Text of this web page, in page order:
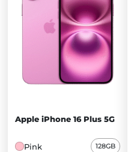
Apple iPhone 16 Plus 5G
Pink 128GB